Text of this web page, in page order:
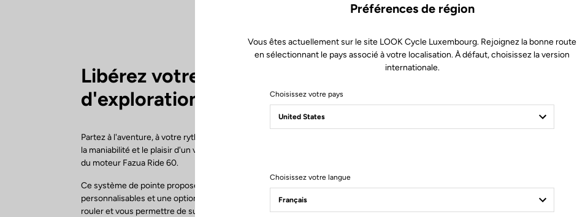
Libérez votre esprit
d'exploration
Partez à l'aventure, à votre rythme. Le LOOK E-765 Gravel associe
la maniabilité et le plaisir d'un vélo de Gravel à la puissance discrète
du moteur Fazua Ride 60.
Ce système de pointe propose trois modes d'assistance
personnalisables et une option Boost pour décupler le plaisir de
rouler et vous permettre de survoler les sentiers. Réglez ou
Préférences de région
Vous êtes actuellement sur le site LOOK Cycle Luxembourg. Rejoignez la bonne route
en sélectionnant le pays associé à votre localisation. À défaut, choisissez la version
internationale.
Choisissez votre pays
Choisissez votre langue